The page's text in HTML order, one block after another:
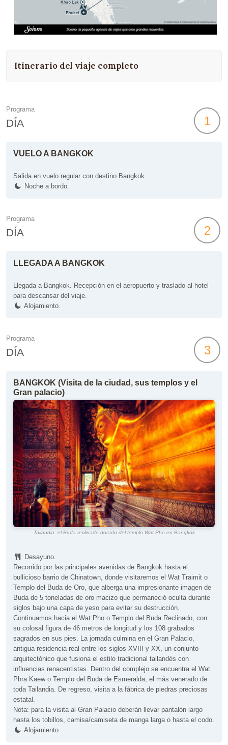
Itinerario del viaje completo
Programa
DÍA 1
VUELO A BANGKOK
Salida en vuelo regular con destino Bangkok.
Noche a bordo.
Programa
DÍA 2
LLEGADA A BANGKOK
Llegada a Bangkok. Recepción en el aeropuerto y traslado al hotel
para descansar del viaje.
Alojamiento.
Programa
DÍA 3
BANGKOK (Visita de la ciudad, sus templos y el
Gran palacio)
Tailandia: el Buda reclinado dorado del templo Wat Pho en Bangkok
Desayuno.
Recorrido por las principales avenidas de Bangkok hasta el
bullicioso barrio de Chinatown, donde visitaremos el Wat Traimit o
Templo del Buda de Oro, que alberga una impresionante imagen de
Buda de 5 toneladas de oro macizo que permaneció oculta durante
siglos bajo una capa de yeso para evitar su destrucción.
Continuamos hacia el Wat Pho o Templo del Buda Reclinado, con
su colosal figura de 46 metros de longitud y los 108 grabados
sagrados en sus pies. La jornada culmina en el Gran Palacio,
antigua residencia real entre los siglos XVIII y XX, un conjunto
arquitectónico que fusiona el estilo tradicional tailandés con
influencias renacentistas. Dentro del complejo se encuentra el Wat
Phra Kaew o Templo del Buda de Esmeralda, el más venerado de
toda Tailandia. De regreso, visita a la fábrica de piedras preciosas
estatal.
Nota: para la visita al Gran Palacio deberán llevar pantalón largo
hasta los tobillos, camisa/camiseta de manga larga o hasta el codo.
Alojamiento.